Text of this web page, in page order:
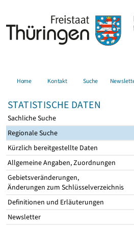
Home Kontakt Suche
STATISTISCHE DATEN
Sachliche Suche
Regionale Suche
Kürzlich bereitgestellte Daten
Allgemeine Angaben, Zuordnungen
Gebietsveränderungen,
Änderungen zum Schlüsselverzeichnis
Definitionen und Erläuterungen
Newsletter